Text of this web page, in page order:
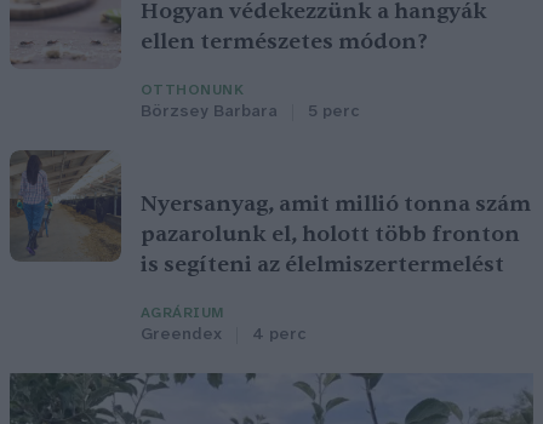
Hogyan védekezzünk a hangyák
ellen természetes módon?
OTTHONUNK
Börzsey Barbara 5 perc
Nyersanyag, amit millió tonna szám
pazarolunk el, holott több fronton
is segíteni az élelmiszertermelést
AGRÁRIUM
Greendex 4 perc